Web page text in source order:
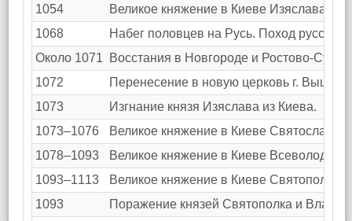
1054
Великое княжение в Киеве Изяслава
1068
Набег половцев на Русь. Поход
Около 1071
Восстания в Новгороде и Ростово-
1072
Перенесение в новую церковь г.
1073
Изгнание князя Изяслава из Киева.
1073–1076
Великое княжение в Киеве Святослава
1078–1093
Великое княжение в Киеве Всеволода
1093–1113
Великое княжение в Киеве Святополка
1093
Поражение князей Святополка и